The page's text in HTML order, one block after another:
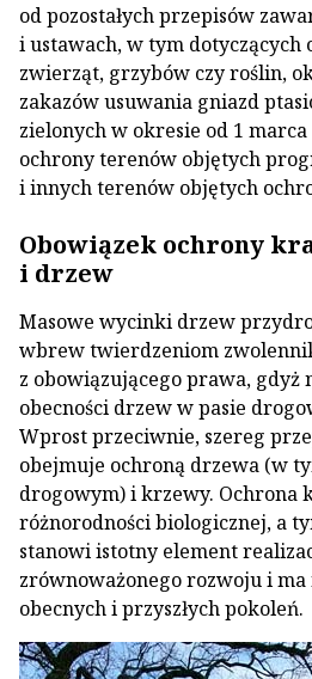
od pozostałych przepisów
i ustawach, w tym
zwierząt, grzybów czy roślin,
zakazów usuwania gniazd
zielonych w okresie od 1
ochrony terenów objętych
i innych terenów objętych
Obowiązek ochrony
i drzew
Masowe wycinki drzew
wbrew twierdzeniom
z obowiązującego prawa, gdyż
obecności drzew w pasie
Wprost przeciwnie, szereg
obejmuje ochroną drzewa (w
drogowym) i krzewy. Ochrona
różnorodności biologicznej, a
stanowi istotny element
zrównoważonego rozwoju i
obecnych i przyszłych pokoleń.